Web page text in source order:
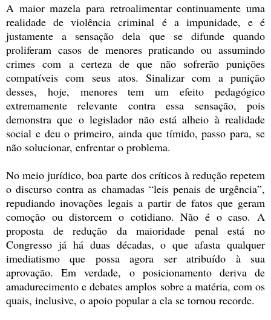
A maior mazela para retroalimentar continuamente uma
realidade de violência criminal é a impunidade, e é
justamente a sensação dela que se difunde quando
proliferam casos de menores praticando ou assumindo
crimes com a certeza de que não sofrerão punições
compatíveis com seus atos. Sinalizar com a punição
desses, hoje, menores tem um efeito pedagógico
extremamente relevante contra essa sensação, pois
demonstra que o legislador não está alheio à realidade
social e deu o primeiro, ainda que tímido, passo para, se
não solucionar, enfrentar o problema.
No meio jurídico, boa parte dos críticos à redução repetem
o discurso contra as chamadas “leis penais de urgência”,
repudiando inovações legais a partir de fatos que geram
comoção ou distorcem o cotidiano. Não é o caso. A
proposta de redução da maioridade penal está no
Congresso já há duas décadas, o que afasta qualquer
imediatismo que possa agora ser atribuído à sua
aprovação. Em verdade, o posicionamento deriva de
amadurecimento e debates amplos sobre a matéria, com os
quais, inclusive, o apoio popular a ela se tornou recorde.